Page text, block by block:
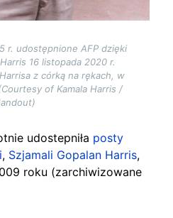
r. udostępnione AFP dzięki
16 listopada 2020 r.
z córką na rękach, w
of Kamala Harris /
udostepniła posty
, Szjamali Gopalan Harris,
roku (zarchiwizowane